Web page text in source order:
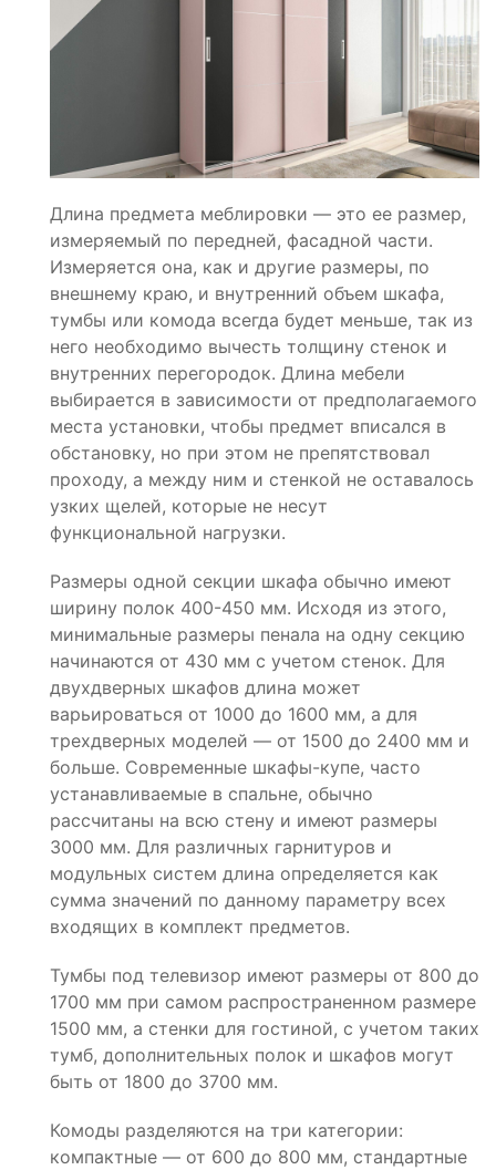
Длина предмета меблировки — это ее размер,
измеряемый по передней, фасадной части.
Измеряется она, как и другие размеры, по
внешнему краю, и внутренний объем шкафа,
тумбы или комода всегда будет меньше, так из
него необходимо вычесть толщину стенок и
внутренних перегородок. Длина мебели
выбирается в зависимости от предполагаемого
места установки, чтобы предмет вписался в
обстановку, но при этом не препятствовал
проходу, а между ним и стенкой не оставалось
узких щелей, которые не несут
функциональной нагрузки.
Размеры одной секции шкафа обычно имеют
ширину полок 400-450 мм. Исходя из этого,
минимальные размеры пенала на одну секцию
начинаются от 430 мм с учетом стенок. Для
двухдверных шкафов длина может
варьироваться от 1000 до 1600 мм, а для
трехдверных моделей — от 1500 до 2400 мм и
больше. Современные шкафы-купе, часто
устанавливаемые в спальне, обычно
рассчитаны на всю стену и имеют размеры
3000 мм. Для различных гарнитуров и
модульных систем длина определяется как
сумма значений по данному параметру всех
входящих в комплект предметов.
Тумбы под телевизор имеют размеры от 800 до
1700 мм при самом распространенном размере
1500 мм, а стенки для гостиной, с учетом таких
тумб, дополнительных полок и шкафов могут
быть от 1800 до 3700 мм.
Комоды разделяются на три категории:
компактные — от 600 до 800 мм, стандартные